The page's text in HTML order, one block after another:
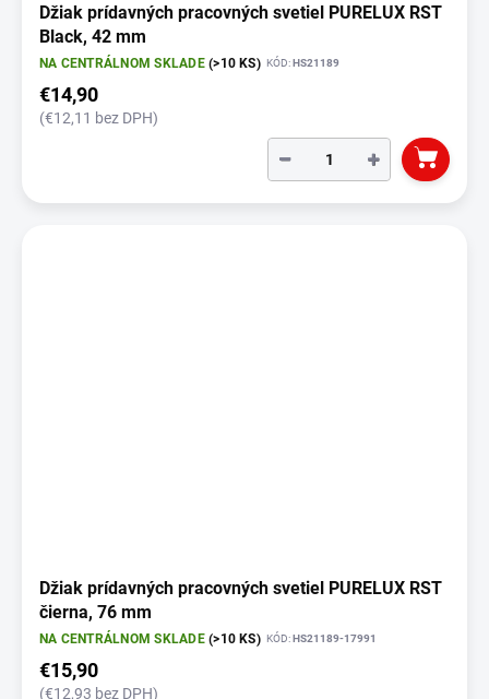
Džiak prídavných pracovných svetiel PURELUX RST
Black, 42 mm
NA CENTRÁLNOM SKLADE(>10 KS) KÓD:HS21189
€14,90
(€12,11 bez DPH)
+
−
Džiak prídavných pracovných svetiel PURELUX RST
čierna, 76 mm
NA CENTRÁLNOM SKLADE(>10 KS) KÓD:HS21189-17991
€15,90
(€12,93 bez DPH)